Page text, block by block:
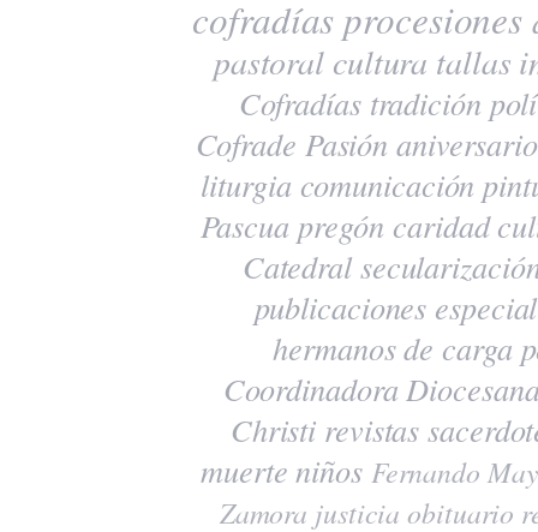
cofradías procesiones
pastoral cultura tallas
Cofradías tradición
Cofrade Pasión
liturgia comunicación
Pascua pregón caridad
Catedral
publicaciones
hermanos de carga
Coordinadora
Christi revistas
muerte niños Fernando
Zamora justicia obituario